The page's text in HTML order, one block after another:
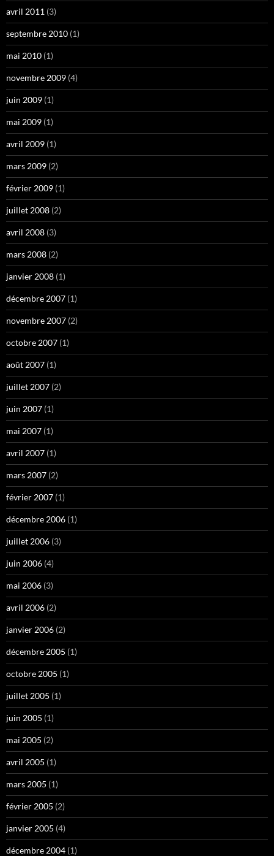
avril 2011 (3)
septembre 2010 (1)
mai 2010 (1)
novembre 2009 (4)
juin 2009 (1)
mai 2009 (1)
avril 2009 (1)
mars 2009 (2)
février 2009 (1)
juillet 2008 (2)
avril 2008 (3)
mars 2008 (2)
janvier 2008 (1)
décembre 2007 (1)
novembre 2007 (2)
octobre 2007 (1)
août 2007 (1)
juillet 2007 (2)
juin 2007 (1)
mai 2007 (1)
avril 2007 (1)
mars 2007 (2)
février 2007 (1)
décembre 2006 (1)
juillet 2006 (3)
juin 2006 (4)
mai 2006 (3)
avril 2006 (2)
janvier 2006 (2)
décembre 2005 (1)
octobre 2005 (1)
juillet 2005 (1)
juin 2005 (1)
mai 2005 (2)
avril 2005 (1)
mars 2005 (1)
février 2005 (2)
janvier 2005 (4)
décembre 2004 (1)